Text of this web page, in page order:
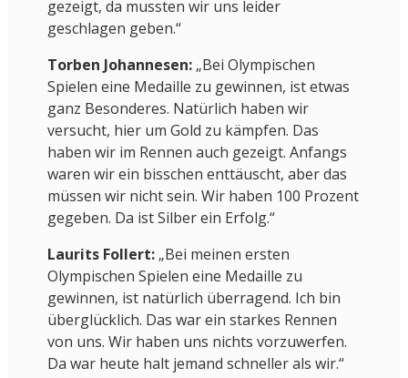
gezeigt, da mussten wir uns leider
geschlagen geben.“
Torben Johannesen:„Bei Olympischen
Spielen eine Medaille zu gewinnen, ist etwas
ganz Besonderes. Natürlich haben wir
versucht, hier um Gold zu kämpfen. Das
haben wir im Rennen auch gezeigt. Anfangs
waren wir ein bisschen enttäuscht, aber das
müssen wir nicht sein. Wir haben 100 Prozent
gegeben. Da ist Silber ein Erfolg.“
Laurits Follert:„Bei meinen ersten
Olympischen Spielen eine Medaille zu
gewinnen, ist natürlich überragend. Ich bin
überglücklich. Das war ein starkes Rennen
von uns. Wir haben uns nichts vorzuwerfen.
Da war heute halt jemand schneller als wir.“